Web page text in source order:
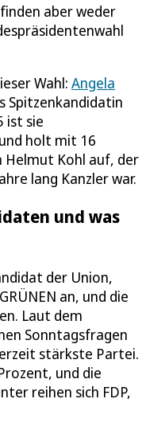
aber weder
Wahl: Angela
Spitzenkandidatin
ist sie
holt mit 16
Helmut Kohl auf, der
lang Kanzler war.
und was
der Union,
an, und die
Laut dem
Sonntagsfragen
stärkste Partei.
und die
reihen sich FDP,